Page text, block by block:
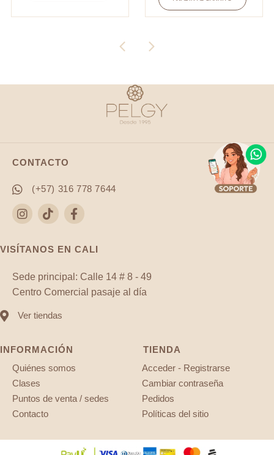
beige
cuadrada
14.5x11mm
CONTACTO
(+57) 316 778 7644
VISÍTANOS EN CALI
Sede principal: Calle 14 # 8 - 49
Centro Comercial pasaje al día
Ver tiendas
INFORMACIÓN
Quiénes somos
Clases
Puntos de venta / sedes
Contacto
TIENDA
Acceder - Registrarse
Cambiar contraseña
Pedidos
Políticas del sitio